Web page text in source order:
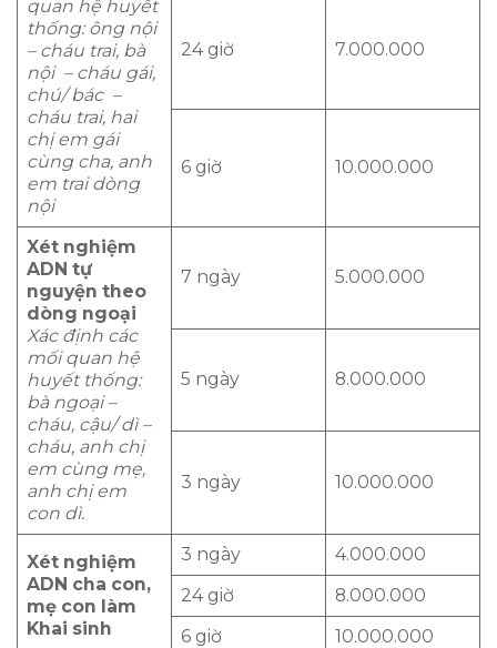
quan hệ huyết
thống: ông nội
– cháu trai, bà
nội – cháu gái,
chú/ bác –
cháu trai, hai
chị em gái
cùng cha, anh
em trai dòng
nội
24 giờ 7.000.000
6 giờ 10.000.000
Xét nghiệm
ADN tự
nguyện theo
dòng ngoại
Xác định các
mối quan hệ
huyết thống:
bà ngoại –
cháu, cậu/ dì –
cháu, anh chị
em cùng mẹ,
anh chị em
con dì.
7 ngày 5.000.000
5 ngày 8.000.000
3 ngày 10.000.000
Xét nghiệm
ADN cha con,
mẹ con làm
Khai sinh
3 ngày
4.000.000
24 giờ
8.000.000
6 giờ
10.000.000